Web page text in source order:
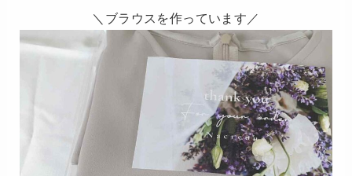
＼ブラウスを作っています／